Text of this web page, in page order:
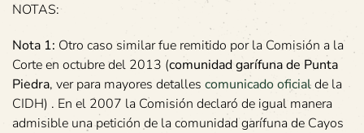
NOTAS:
Nota 1: Otro caso similar fue remitido por la Comisión a la
Corte en octubre del 2013 (comunidad garífuna de Punta
Piedra, ver para mayores detalles comunicado oficialde la
CIDH) . En el 2007 la Comisión declaró de igual manera
admisible una petición de la comunidad garífuna de Cayos